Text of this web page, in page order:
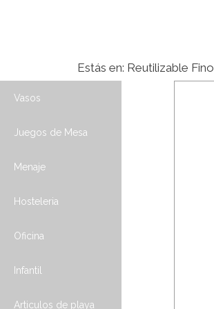
Estás en: Reutilizable Fino
Vasos
Juegos de Mesa
Menaje
Hosteleria
Oficina
Infantil
Articulos de playa